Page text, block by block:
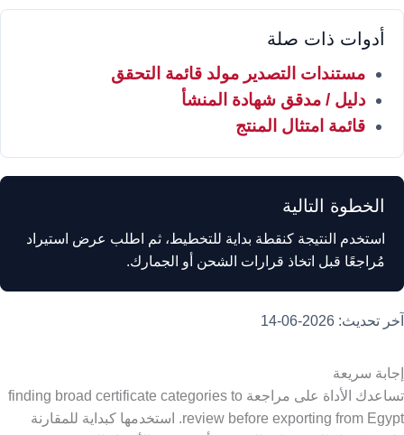
أدوات ذات صلة
مستندات التصدير مولد قائمة التحقق
دليل / مدقق شهادة المنشأ
قائمة امتثال المنتج
الخطوة التالية
استخدم النتيجة كنقطة بداية للتخطيط، ثم اطلب عرض استيراد
مُراجعًا قبل اتخاذ قرارات الشحن أو الجمارك.
آخر تحديث: 2026-06-14
إجابة سريعة
تساعدك الأداة على مراجعة finding broad certificate categories to
review before exporting from Egypt. استخدمها كبداية للمقارنة